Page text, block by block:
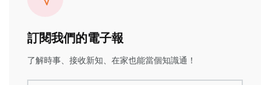
訂閱我們的電子報
了解時事、接收新知、在家也能當個知識通！